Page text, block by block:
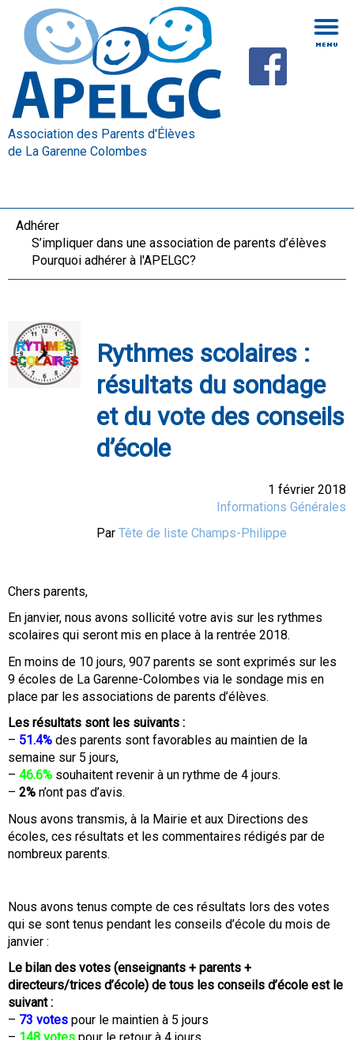
Association des Parents d'Élèves
de La Garenne Colombes
Adhérer
S’impliquer dans une association de parents d’élèves
Pourquoi adhérer à l'APELGC?
Rythmes scolaires :
résultats du sondage
et du vote des conseils
d’école
1 février 2018
Informations Générales
Par Tête de liste Champs-Philippe
Chers parents,
En janvier, nous avons sollicité votre avis sur les rythmes
scolaires qui seront mis en place à la rentrée 2018.
En moins de 10 jours, 907 parents se sont exprimés sur les
9 écoles de La Garenne-Colombes via le sondage mis en
place par les associations de parents d’élèves.
Les résultats sont les suivants :
– 51.4% des parents sont favorables au maintien de la
semaine sur 5 jours,
– 46.6% souhaitent revenir à un rythme de 4 jours.
– 2% n’ont pas d’avis.
Nous avons transmis, à la Mairie et aux Directions des
écoles, ces résultats et les commentaires rédigés par de
nombreux parents.
Nous avons tenus compte de ces résultats lors des votes
qui se sont tenus pendant les conseils d’école du mois de
janvier :
Le bilan des votes (enseignants + parents +
directeurs/trices d’école) de tous les conseils d’école est le
suivant :
– 73 votes pour le maintien à 5 jours